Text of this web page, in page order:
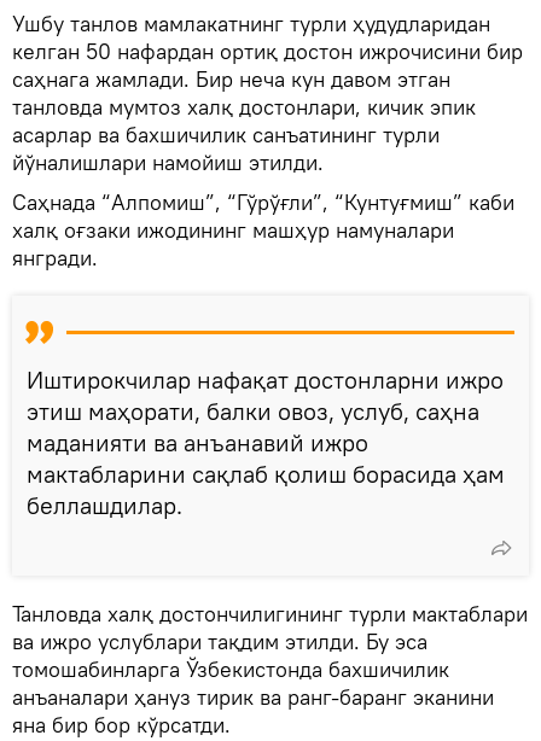
Ушбу танлов мамлакатнинг турли ҳудудларидан
келган 50 нафардан ортиқ достон ижрочисини бир
саҳнага жамлади. Бир неча кун давом этган
танловда мумтоз халқ достонлари, кичик эпик
асарлар ва бахшичилик санъатининг турли
йўналишлари намойиш этилди.
Саҳнада “Алпомиш”, “Гўрўғли”, “Кунтуғмиш” каби
халқ оғзаки ижодининг машҳур намуналари
янгради.
Иштирокчилар нафақат достонларни ижро
этиш маҳорати, балки овоз, услуб, саҳна
маданияти ва анъанавий ижро
мактабларини сақлаб қолиш борасида ҳам
беллашдилар.
Танловда халқ достончилигининг турли мактаблари
ва ижро услублари тақдим этилди. Бу эса
томошабинларга Ўзбекистонда бахшичилик
анъаналари ҳануз тирик ва ранг-баранг эканини
яна бир бор кўрсатди.